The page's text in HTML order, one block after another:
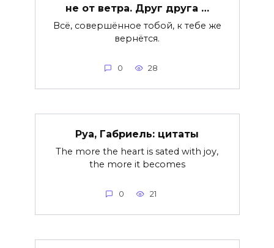
не от ветра. Друг друга …
Всё, совершённое тобой, к тебе же
вернётся.
0 28
Руа, Габриель: цитаты
The more the heart is sated with joy,
the more it becomes
0 21